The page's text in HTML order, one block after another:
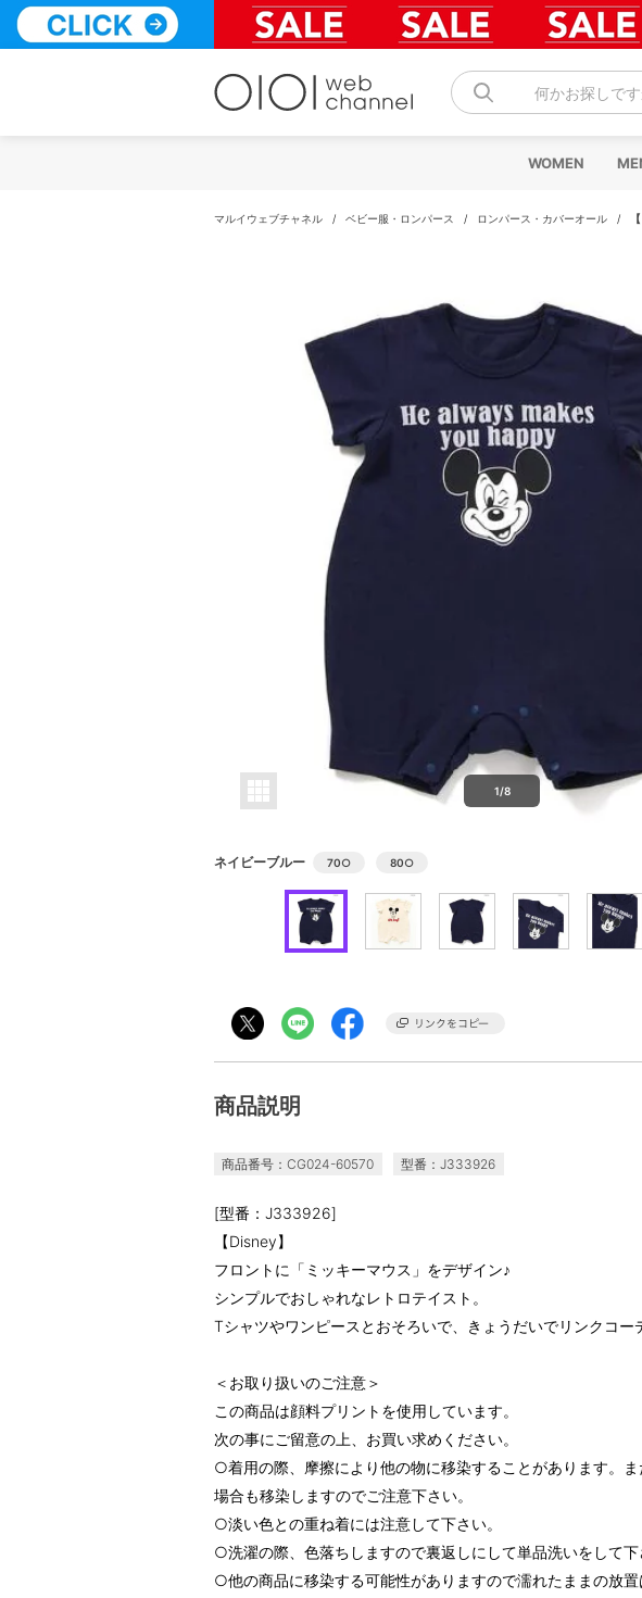
テ
何かお探しです
WOMEN
マルイウェブチャネル / ベビー服・ロンパース / ロンパース・カバーオール /
1/8
ネイビーブルー 70○ 80○
商品説明
商品番号：CG024-60570 型番：J333926
[型番：J333926]
【Disney】
フロントに「ミッキーマウス」をデザイン♪
シンプルでおしゃれなレトロテイスト。
Tシャツやワンピースとおそろいで、きょうだいでリンクコ
＜お取り扱いのご注意＞
この商品は顔料プリントを使用しています。
次の事にご留意の上、お買い求めください。
○着用の際、摩擦により他の物に移染することがあります。
場合も移染しますのでご注意下さい。
○淡い色との重ね着には注意して下さい。
○洗濯の際、色落ちしますので裏返しにして単品洗いをして下
○他の商品に移染する可能性がありますので濡れたままの放置